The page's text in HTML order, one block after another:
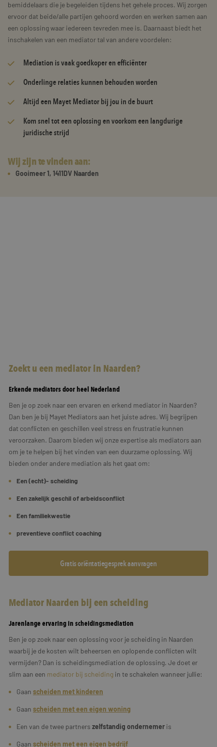
bemiddelaars die je begeleiden tijdens het gehele proces. Wij zorgen
ervoor dat beide/alle partijen gehoord worden en werken samen aan
een oplossing waar iedereen tevreden mee is. Daarnaast biedt het
inschakelen van een mediator tal van andere voordelen:
Mediation is vaak goedkoper en efficiënter
Onderlinge relaties kunnen behouden worden
Altijd een Mayet Mediator bij jou in de buurt
Kom snel tot een oplossing en voorkom een langdurige
juridische strijd
Wij zijn te vinden aan:
Gooimeer 1, 1411DV Naarden
Zoekt u een mediator in Naarden?
Erkende mediators door heel Nederland
Ben je op zoek naar een ervaren en erkend mediator in Naarden?
Dan ben je bij Mayet Mediators aan het juiste adres. Wij begrijpen
dat conflicten en geschillen veel stress en frustratie kunnen
veroorzaken. Daarom bieden wij onze expertise als mediators aan
om je te helpen bij het vinden van een duurzame oplossing. Wij
bieden onder andere mediation als het gaat om:
Een (echt)- scheiding
Een zakelijk geschil of arbeidsconflict
Een familiekwestie
preventieve conflict coaching
Gratis oriëntatiegesprek aanvragen
Mediator Naarden bij een scheiding
Jarenlange ervaring in scheidingsmediation
Ben je op zoek naar een oplossing voor je scheiding in Naarden
waarbij je de kosten wilt beheersen en oplopende conflicten wilt
vermijden? Dan is scheidingsmediation de oplossing. Je doet er
slim aan een mediator bij scheiding in te schakelen wanneer jullie:
Gaan scheiden met kinderen
Gaan scheiden met een eigen woning
Een van de twee partners zelfstandig ondernemer is
Gaan scheiden met een eigen bedrijf